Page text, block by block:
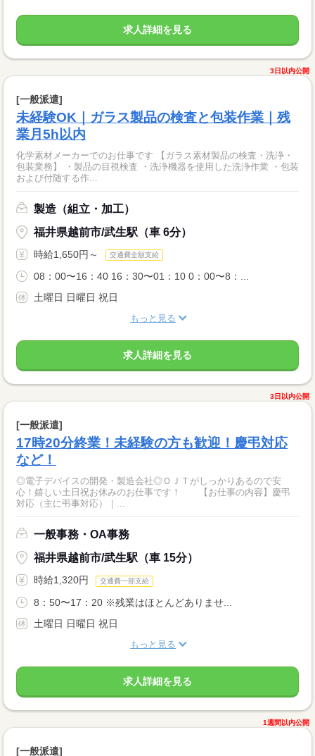
求人詳細を見る
3日以内公開
[一般派遣]
未経験OK｜ガラス製品の検査と包装作業｜残
業月5h以内
化学素材メーカーでのお仕事です 【ガラス素材製品の検査・洗浄・
包装業務】 ・製品の目視検査 ・洗浄機器を使用した洗浄作業 ・包装
および付随する作...
製造（組立・加工）
福井県越前市/武生駅（車 6分）
時給1,650円～ 交通費全額支給
08：00〜16：40 16：30〜01：10 0：00〜8：...
土曜日 日曜日 祝日
もっと見る
求人詳細を見る
3日以内公開
[一般派遣]
17時20分終業！未経験の方も歓迎！慶弔対応
など！
◎電子デバイスの開発・製造会社◎ＯＪＴがしっかりあるので安
心！嬉しい土日祝お休みのお仕事です！ 【お仕事の内容】慶弔
対応（主に弔事対応）｜...
一般事務・OA事務
福井県越前市/武生駅（車 15分）
時給1,320円 交通費一部支給
8：50〜17：20 ※残業はほとんどありませ...
土曜日 日曜日 祝日
もっと見る
求人詳細を見る
1週間以内公開
[一般派遣]